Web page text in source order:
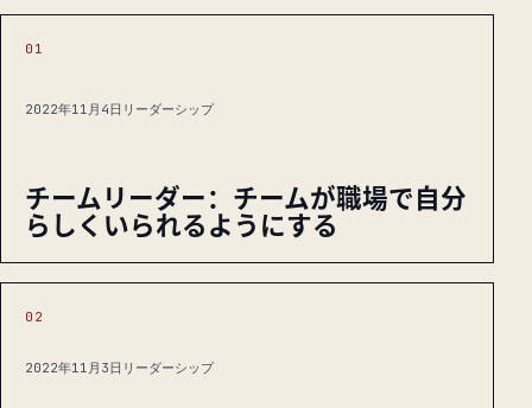
01
2022年11月4日 リーダーシップ
チームリーダー：チームが職場で自分
らしくいられるようにする
02
2022年11月3日 リーダーシップ